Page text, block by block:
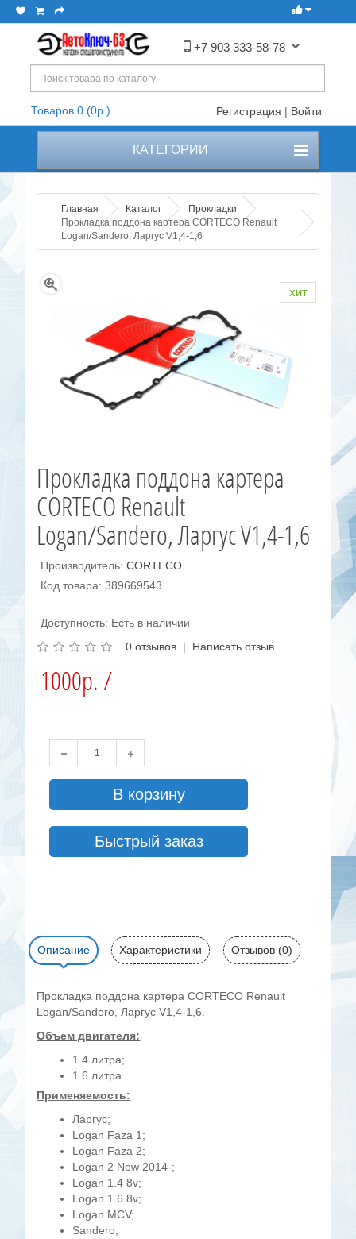
+7 903 333-58-78
Товаров 0 (0р.) Регистрация | Войти
КАТЕГОРИИ
Главная Каталог
Прокладки
Прокладка поддона картера CORTECO Renault
Logan/Sandero, Ларгус V1,4-1,6
хит
Прокладка поддона картера
CORTECO Renault
Logan/Sandero, Ларгус V1,4-1,6
Производитель:CORTECO
Код товара: 389669543
Доступность: Есть в наличии
0 отзывов | Написать отзыв
1000р. /
В корзину
Быстрый заказ
Описание Характеристики Отзывов (0)
Прокладка поддона картера CORTECO Renault
Logan/Sandero, Ларгус V1,4-1,6.
Объем двигателя:
1.4 литра;
1.6 литра.
Применяемость:
Ларгус;
Logan Faza 1;
Logan Faza 2;
Logan 2 New 2014-;
Logan 1.4 8v;
Logan 1.6 8v;
Logan MCV;
Sandero;